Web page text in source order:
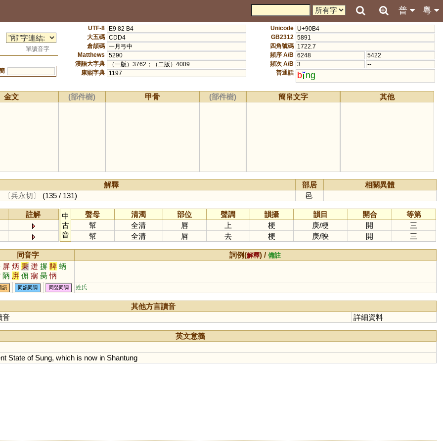
粵
普
單讀音字
UTF-8
E9 82 B4
大五碼 CDD4
倉頡碼 一月弓中
Matthews
5290
漢語大字典
（一版）3762；（二版）4009
康熙字典
1197
Unicode U+90B4
GB2312 5891
四角號碼 1722.7
頻序 A/B 6248
5422
頻次 A/B 3
--
普通話 b ng
金文 (部件樹) 甲骨 (部件樹) 簡帛文字 其他
解釋 部居
相關異體
〔兵永切〕 (135 / 131) 邑
註解
中
古
音
聲母 清濁 部位 聲調 韻攝 韻目 開合
等第
幫
全清 唇 上 梗 庚/梗 開
三
幫
全清 唇 去 梗 庚/映 開 三
同音字 詞例(解釋) /備註
屏 炳 秉 迸 摒 鞞 蛃
陃 庰 偋 寎 昺 怲
韻 同韻同調 同聲同調 姓氏
其他方言讀音
音
詳細資料
英文意義
State of Sung, which is now in Shantung